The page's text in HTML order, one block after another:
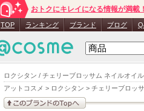
ロクシタン / チェリーブロッサム ネイルオイ
アットコスメ > ロクシタン > チェリーブロッ
おトクにキレイになる情報が満載！
TOP ランキング ブランド ブログ